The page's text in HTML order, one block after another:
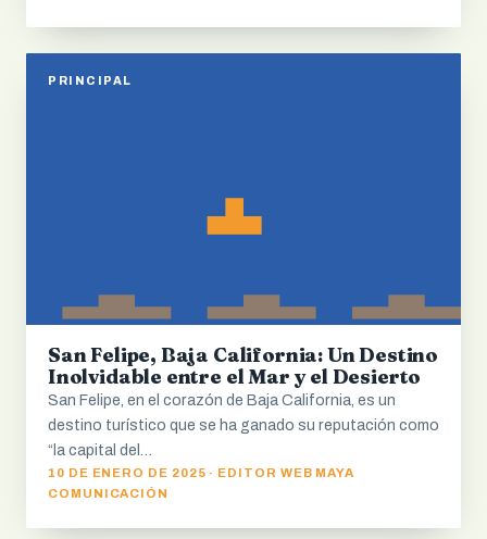
PRINCIPAL
San Felipe, Baja California: Un Destino
Inolvidable entre el Mar y el Desierto
San Felipe, en el corazón de Baja California, es un
destino turístico que se ha ganado su reputación como
“la capital del…
10 DE ENERO DE 2025 · EDITOR WEB MAYA
COMUNICACIÓN